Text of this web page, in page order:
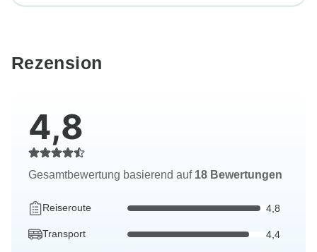
Rezension
4,8
Gesamtbewertung basierend auf 18 Bewertungen
Reiseroute 4,8
Transport 4,4